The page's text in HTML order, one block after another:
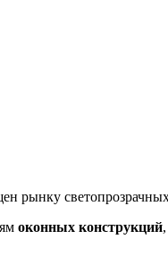
рынку
оконных конструкций